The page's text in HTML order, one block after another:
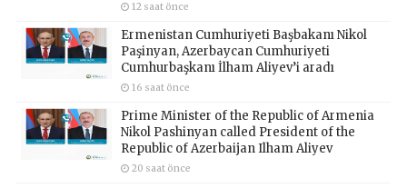
12 saat önce
Ermenistan Cumhuriyeti Başbakanı Nikol
Paşinyan, Azerbaycan Cumhuriyeti
Cumhurbaşkanı İlham Aliyev’i aradı
16 saat önce
Prime Minister of the Republic of Armenia
Nikol Pashinyan called President of the
Republic of Azerbaijan Ilham Aliyev
20 saat önce